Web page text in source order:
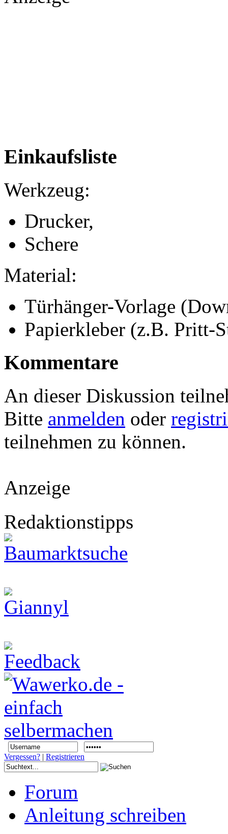
Einkaufsliste
Werkzeug:
Drucker,
Schere
Material:
Türhänger-Vorlage
Papierkleber (z.B. Pritt-
Kommentare
An dieser Diskussion
Bitte anmelden oder
teilnehmen zu können.
Anzeige
Redaktionstipps
Vergessen? | Registrieren
Forum
Anleitung schreiben